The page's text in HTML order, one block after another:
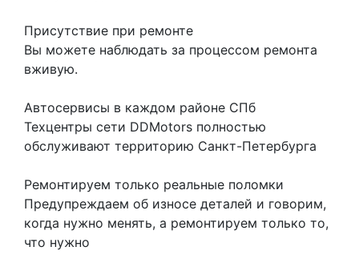
Присутствие при ремонте
Вы можете наблюдать за процессом ремонта
вживую.
Автосервисы в каждом районе СПб
Техцентры сети DDMotors полностью
обслуживают территорию Санкт-Петербурга
Ремонтируем только реальные поломки
Предупреждаем об износе деталей и говорим,
когда нужно менять, а ремонтируем только то,
что нужно